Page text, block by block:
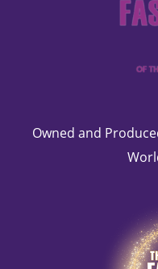
Owned and